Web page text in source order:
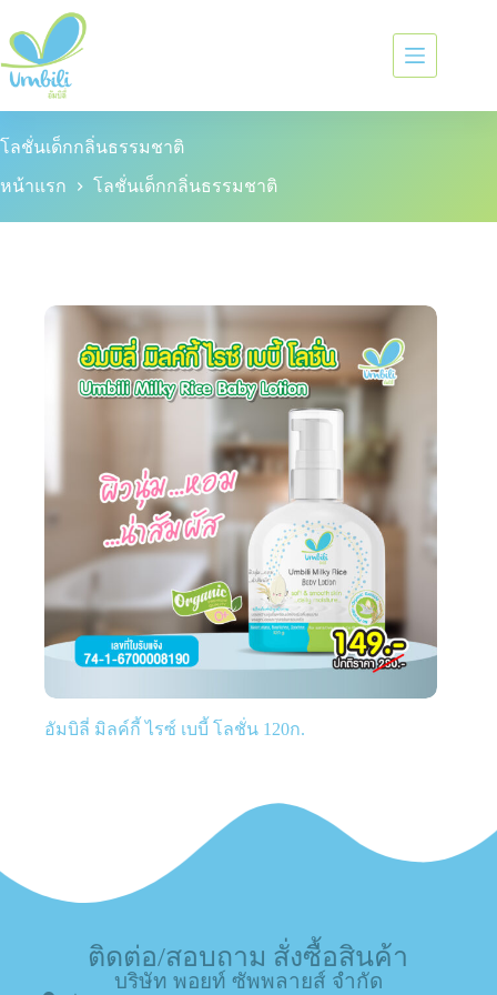
โลชั่นเด็กกลิ่นธรรมชาติ
หน้าแรก โลชั่นเด็กกลิ่นธรรมชาติ
อัมบิลี่ มิลค์กี้ ไรซ์ เบบี้ โลชั่น 120ก.
ติดต่อ/สอบถาม สั่งซื้อสินค้า
บริษัท พอยท์ ซัพพลายส์ จำกัด